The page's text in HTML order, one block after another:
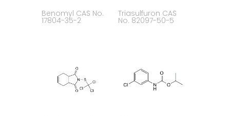
Benomyl CAS No.
17804-35-2
Triasulfuron CAS
No. 82097-50-5